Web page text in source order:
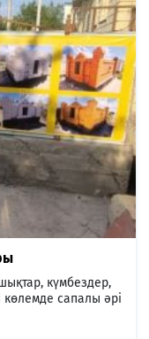
күмбездер,
сапалы әрі